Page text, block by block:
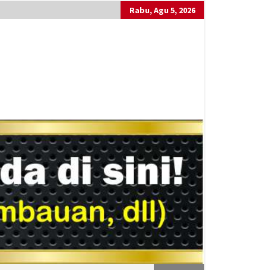
Rabu, Agu 5, 2026